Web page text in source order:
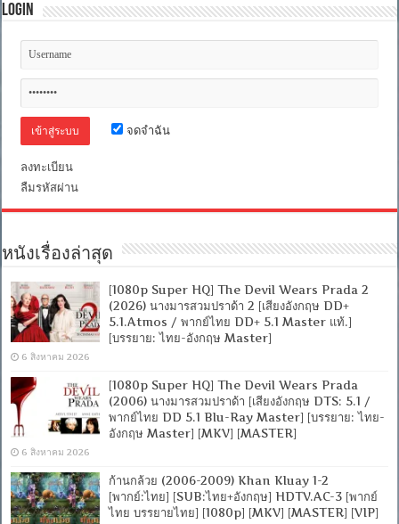
พากย์
โรง]
[OPENLOAD]
Login
จดจำฉัน
ลงทะเบียน
ลืมรหัสผ่าน
หนังเรื่องล่าสุด
[1080p Super HQ] The Devil Wears Prada 2
(2026) นางมารสวมปราด้า 2 [เสียงอังกฤษ DD+
5.1.Atmos / พากย์ไทย DD+ 5.1 Master แท้.]
[บรรยาย: ไทย-อังกฤษ Master]
6 สิงหาคม 2026
[1080p Super HQ] The Devil Wears Prada
(2006) นางมารสวมปราด้า [เสียงอังกฤษ DTS: 5.1 /
พากย์ไทย DD 5.1 Blu-Ray Master] [บรรยาย: ไทย-
อังกฤษ Master] [MKV] [MASTER]
6 สิงหาคม 2026
ก้านกล้วย (2006-2009) Khan Kluay 1-2
[พากย์:ไทย] [SUB:ไทย+อังกฤษ] HDTV.AC-3 [พากย์
ไทย บรรยายไทย] [1080p] [MKV] [MASTER] [VIP]